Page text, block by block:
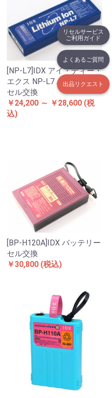
リセルサービス
ご利用ガイド
よくあるご質問
出品リクエスト
[NP-L7]IDX アイ・ディー・
エクス NP-L7 バッテリー
セル交換
￥24,200 ～ ￥28,600 (税
込)
[BP-H120A]IDX バッテリー
セル交換
￥30,800 (税込)